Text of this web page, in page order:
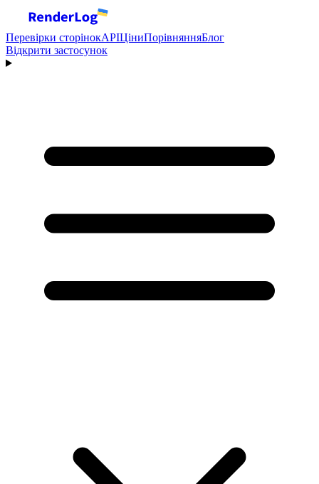
Перевірки сторінокAPIЦіниПорівнянняБлог
Відкрити застосунок